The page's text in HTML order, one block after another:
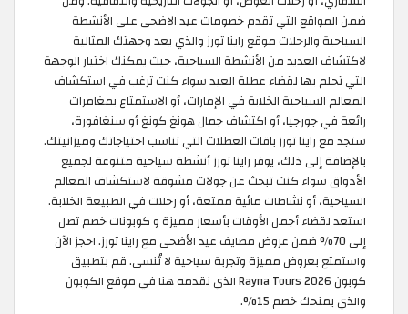
ضمن المواقع التي تقدم خصومات عيد الاضحى على الأنشطة
السياحية والرحلات موقع راينا تورز والذي يعد وجهتك المثالية
لاكتشاف العديد من الأنشطة السياحية، حيث يمكنك اختيار الوجهة
التي تحلم بها لقضاء عطلة العيد سواء كنت ترغب في استكشاف
المعالم السياحية الخلابة في الإمارات، أو الاستمتاع بمغامرات
رائعة في جورجيا، أو اكتشاف جمال هونغ كونغ أو سنغافورة،
ستجد مع راينا تورز باقات العطلات التي تناسب احتياجاتك وميزانيتك.
بالإضافة إلى ذلك، يوفر راينا تورز أنشطة سياحية متنوعة لجميع
الأذواق سواء كنت تبحث عن جولات مشوقة لاستكشاف المعالم
السياحية، أو نشاطات مائية ممتعة، أو رحلات في الطبيعة الخلابة.
استعد لقضاء أجمل الأوقات بأسعار مميزة و كوبونات خصم تصل
إلى 70% ضمن عروض مصايف عيد الأضحى مع راينا تورز. احجز الآن
واستمتع بعروض مميزة وتجربة سياحية لا تُنسى. قم بتطبيق
كوبون Rayna Tours 2026 الذي نقدمه هنا في موقع الكوبون
والذي يمنحك خصم 15%.